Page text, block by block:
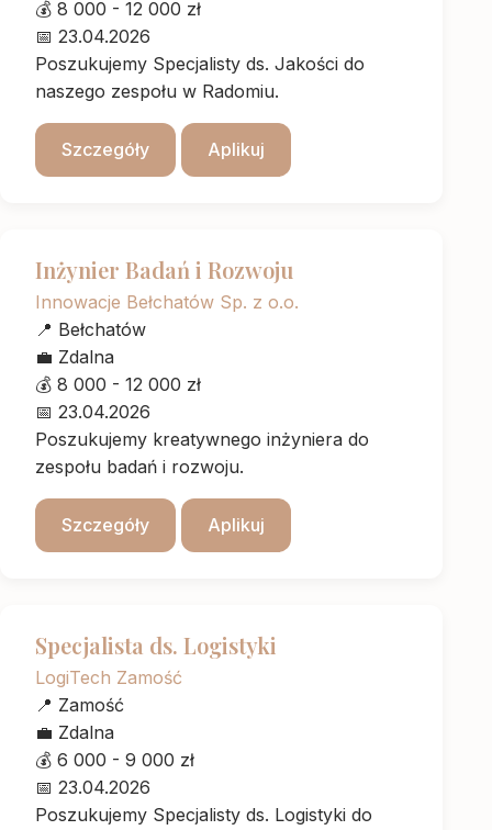
💰 8 000 - 12 000 zł
📅 23.04.2026
Poszukujemy Specjalisty ds. Jakości do
naszego zespołu w Radomiu.
Szczegóły Aplikuj
Inżynier Badań i Rozwoju
Innowacje Bełchatów Sp. z o.o.
📍 Bełchatów
💼 Zdalna
💰 8 000 - 12 000 zł
📅 23.04.2026
Poszukujemy kreatywnego inżyniera do
zespołu badań i rozwoju.
Szczegóły Aplikuj
Specjalista ds. Logistyki
LogiTech Zamość
📍 Zamość
💼 Zdalna
💰 6 000 - 9 000 zł
📅 23.04.2026
Poszukujemy Specjalisty ds. Logistyki do